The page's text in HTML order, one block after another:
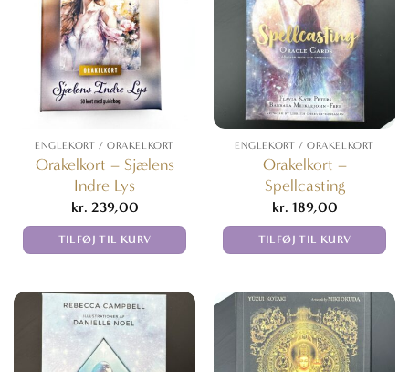
ENGLEKORT / ORAKELKORT
Orakelkort – Sjælens
Indre Lys
kr. 239,00
TILFØJ TIL KURV
ENGLEKORT / ORAKELKORT
Orakelkort –
Spellcasting
kr. 189,00
TILFØJ TIL KURV